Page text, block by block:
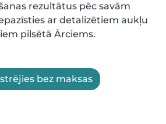
rezultātus pēc savām
ar detalizētiem aukļu
pilsētā Ārciems.
bez maksas